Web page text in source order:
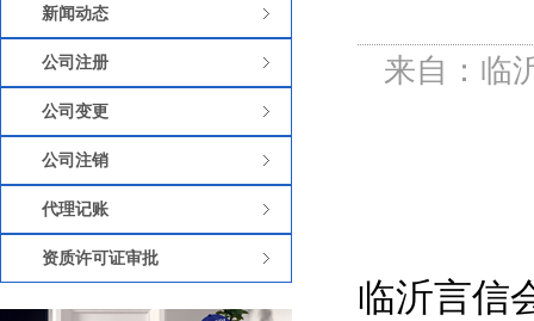
新闻动态
公司注册
公司变更
公司注销
代理记账
资质许可证审批
来自：临
临沂言信